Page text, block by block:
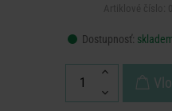
Dostupnosť: